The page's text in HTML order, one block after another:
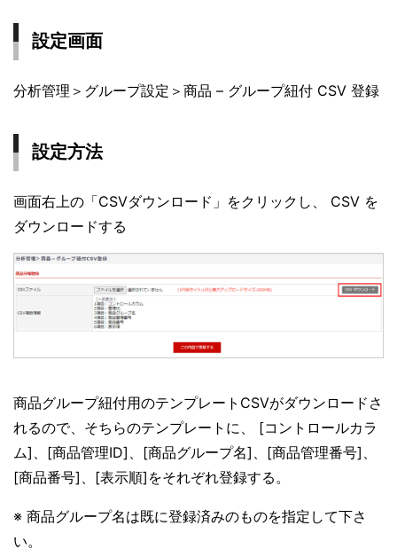
設定画面
分析管理＞グループ設定＞商品 – グループ紐付 CSV 登録
設定方法
画面右上の「CSVダウンロード」をクリックし、 CSV を
ダウンロードする
商品グループ紐付用のテンプレートCSVがダウンロードさ
れるので、そちらのテンプレートに、 [コントロールカラ
ム]、[商品管理ID]、[商品グループ名]、[商品管理番号]、
[商品番号]、[表示順]をそれぞれ登録する。
※ 商品グループ名は既に登録済みのものを指定して下さ
い。